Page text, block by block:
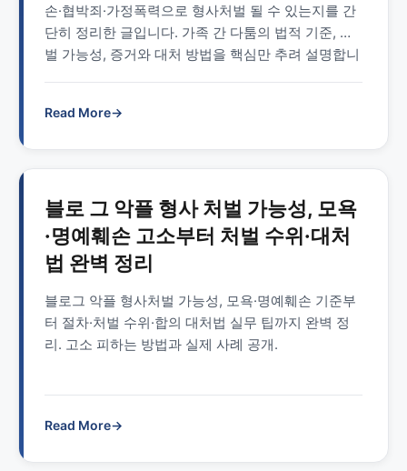
손·협박죄·가정폭력으로 형사처벌 될 수 있는지를 간
단히 정리한 글입니다. 가족 간 다툼의 법적 기준, 처
벌 가능성, 증거와 대처 방법을 핵심만 추려 설명합니
Read More→
블로 그 악플 형사 처벌 가능성, 모욕
·명예훼손 고소부터 처벌 수위·대처
법 완벽 정리
블로그 악플 형사처벌 가능성, 모욕·명예훼손 기준부
터 절차·처벌 수위·합의 대처법 실무 팁까지 완벽 정
리. 고소 피하는 방법과 실제 사례 공개.
Read More→